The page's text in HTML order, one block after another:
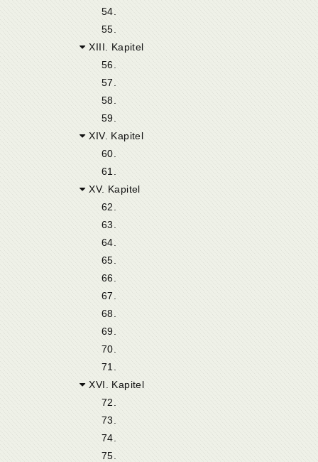
54.
55.
XIII. Kapitel
56.
57.
58.
59.
XIV. Kapitel
60.
61.
XV. Kapitel
62.
63.
64.
65.
66.
67.
68.
69.
70.
71.
XVI. Kapitel
72.
73.
74.
75.